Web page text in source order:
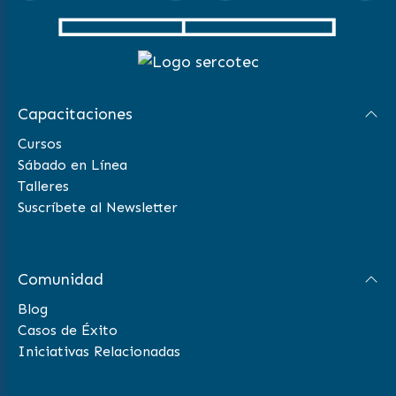
Capacitaciones
Cursos
Sábado en Línea
Talleres
Suscríbete al Newsletter
Comunidad
Blog
Casos de Éxito
Iniciativas Relacionadas